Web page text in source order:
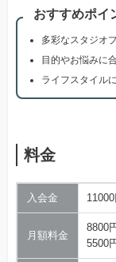
おすすめポイ
多彩なスタジオ
目的やお悩みに
ライフスタイル
料金
入会金
月額料金
8800
5500